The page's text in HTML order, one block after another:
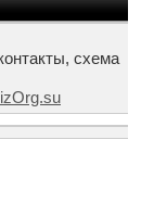
схема